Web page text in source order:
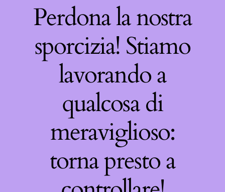
Perdona la nostra
sporcizia! Stiamo
lavorando a
qualcosa di
meraviglioso:
torna presto a